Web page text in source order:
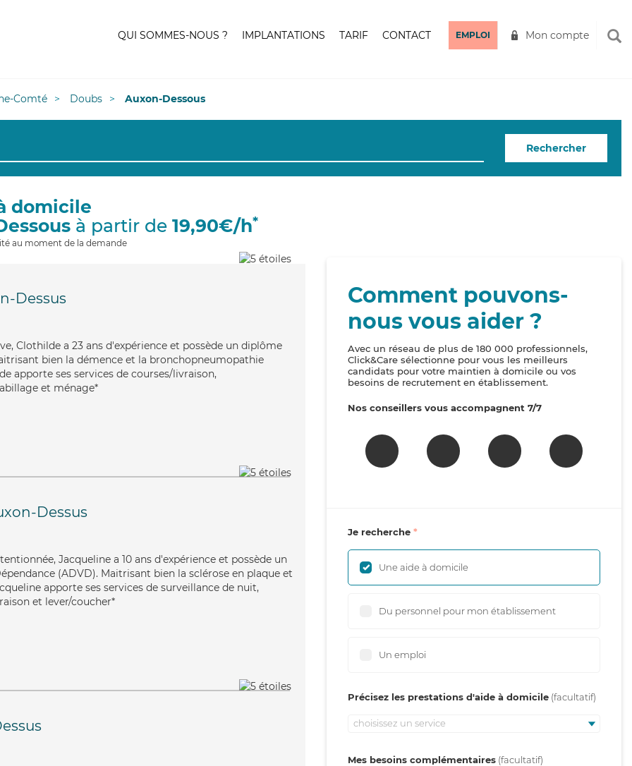
QUI SOMMES-NOUS ? IMPLANTATIONS TARIF CONTACT EMPLOI Mon compte
Comté Doubs Auxon-Dessous
Rechercher
domicile
à partir de 19,90€/h*
au moment de la demande
Dessus
Clothilde a 23 ans d'expérience et possède un diplôme
bien la démence et la bronchopneumopathie
apporte ses services de courses/livraison,
et ménage*
Dessus
Jacqueline a 10 ans d'expérience et possède un
(ADVD). Maitrisant bien la sclérose en plaque et
apporte ses services de surveillance de nuit,
et lever/coucher*
Comment pouvons-
nous vous aider ?
Avec un réseau de plus de 180 000 professionnels,
Click&Care sélectionne pour vous les meilleurs
candidats pour votre maintien à domicile ou vos
besoins de recrutement en établissement.
Nos conseillers vous accompagnent 7/7
Je recherche
Une aide à domicile
Du personnel pour mon établissement
Un emploi
Précisez les prestations d'aide à domicile
choisissez un service
Mes besoins complémentaires